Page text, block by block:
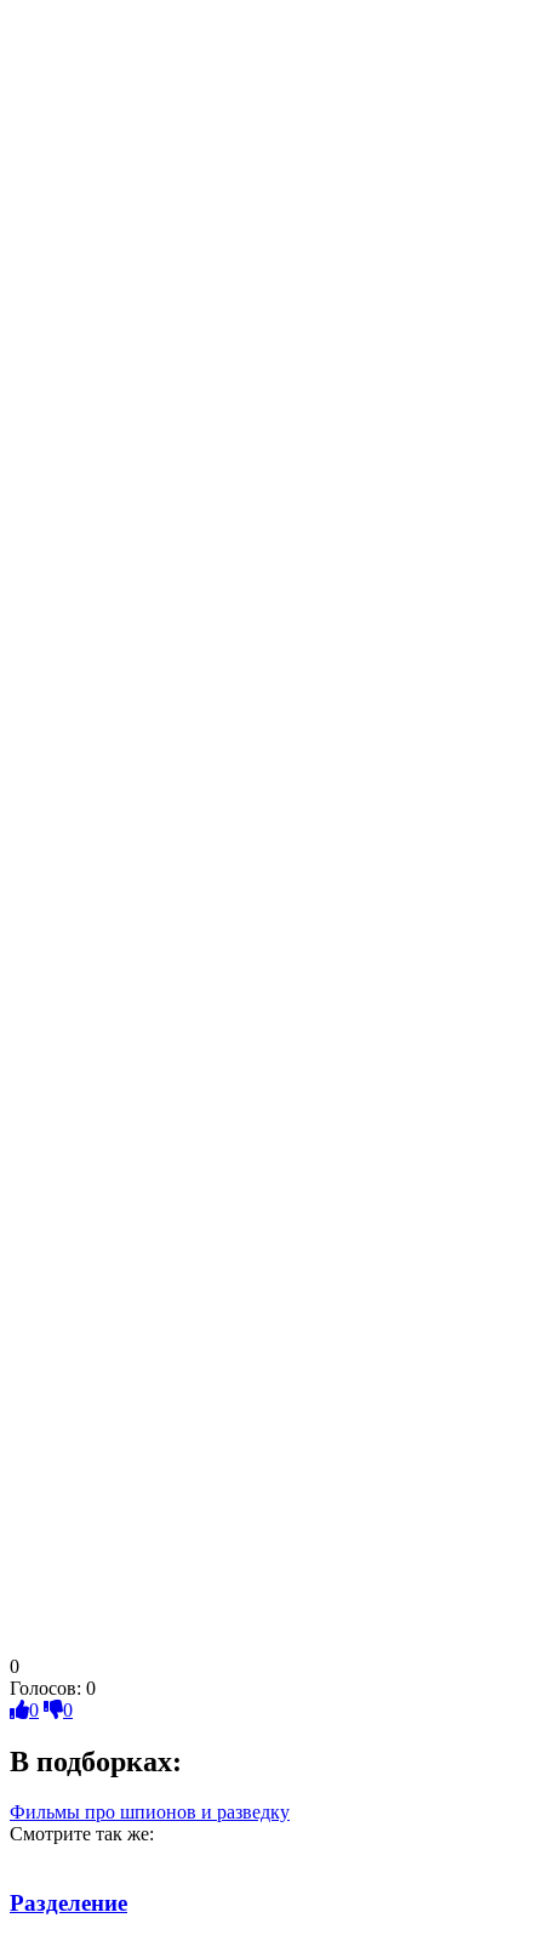
0
Голосов: 0
0
0
В подборках:
Фильмы про шпионов и разведку
Смотрите так же:
Разделение